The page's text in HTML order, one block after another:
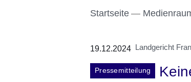
Startseite
19.12.2024 Landgericht
Pressemitteilung